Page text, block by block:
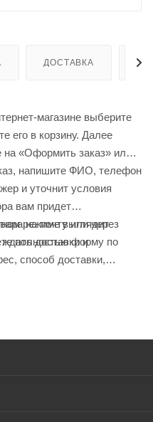
ДОСТАВКА
магазине выберите
его в корзину. Далее
на «Оформить заказ» или
напишите ФИО, телефон
и уточнит условия
вам придет
на почту или через
доставки и
режиме выглядит
полностью форму по
способ доставки,